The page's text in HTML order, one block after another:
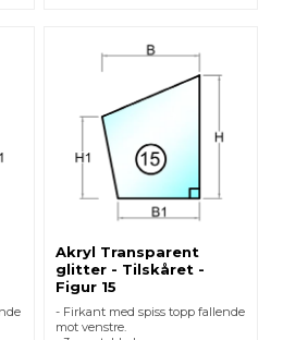
Akryl Transparent
glitter - Tilskåret -
Figur 15
- Firkant med spiss topp fallende
mot venstre.